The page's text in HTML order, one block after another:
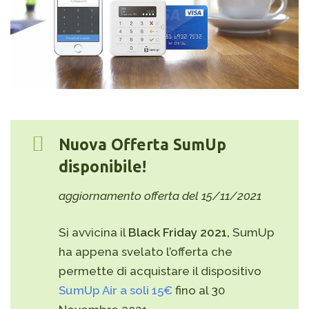
Nuova Offerta SumUp
disponibile!
aggiornamento offerta del 15/11/2021
Si avvicina il Black Friday 2021, SumUp
ha appena svelato l’offerta che
permette di acquistare il dispositivo
SumUp Air a soli 15€ fino al 30